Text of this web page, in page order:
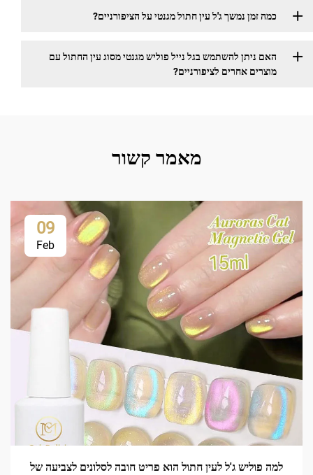
כמה זמן נמשך ג'ל עין חתול מגנטי על הציפורניים?
האם ניתן להשתמש בגל נייל פוליש מגנטי מסוג עין החתול עם
מוצרים אחרים לציפורניים?
מאמר קשור
09
Feb
למה פוליש ג'ל לעין חתול הוא פריט חובה לסלונים לצביעה של